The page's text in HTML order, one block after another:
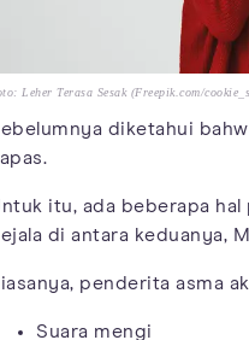
Leher Terasa Sesak (Freepik.com/
diketahui
itu, ada beberapa
di antara keduanya,
penderita asma
Suara mengi